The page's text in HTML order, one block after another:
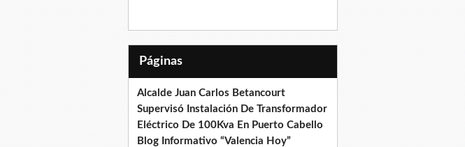
Páginas
Alcalde Juan Carlos Betancourt
Supervisó Instalación De Transformador
Eléctrico De 100Kva En Puerto Cabello
Blog Informativo “Valencia Hoy”